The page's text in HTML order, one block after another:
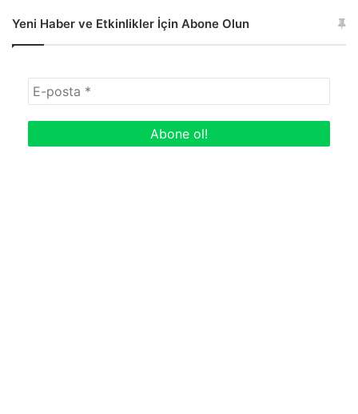
Yeni Haber ve Etkinlikler İçin Abone Olun